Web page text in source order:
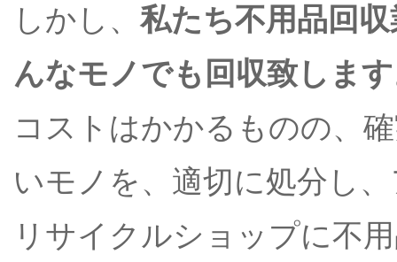
しかし、 私たち不用品回
んなモノでも回収致しま
コストはかかるものの、
いモノを、適切に処分し
リサイクルショップに不